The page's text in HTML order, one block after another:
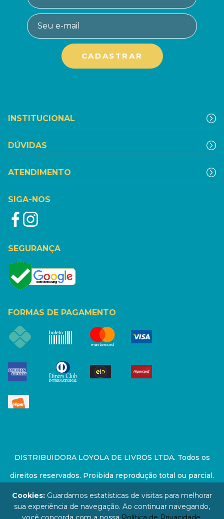
INSTITUCIONAL
DÚVIDAS
ATENDIMENTO
SIGA-NOS
SEGURANÇA
FORMAS DE PAGAMENTO
DISTRIBUIDORA LOYOLA DE LIVROS LTDA. Todos os
direitos reservados. Proibida reprodução total ou parcial.
Preços e estoque sujeito a alterações sem aviso prévio.
67.946.814/0001-94 - LOJA - Rua Senador Feijó - São
Cookies: Guardamos estatísticas de visitas para melhorar
sua experiência de navegação. Ao continuar navegando,